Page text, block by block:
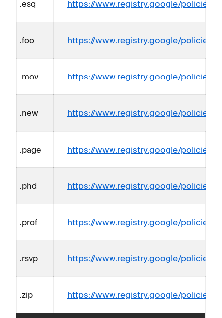
.esq https://www.registry.google/policies/
.foo https://www.registry.google/policies/
.mov https://www.registry.google/policies/
.new https://www.registry.google/policies/
.page https://www.registry.google/policies/
.phd https://www.registry.google/policies/
.prof https://www.registry.google/policies/
.rsvp https://www.registry.google/policies/
.zip https://www.registry.google/policies/